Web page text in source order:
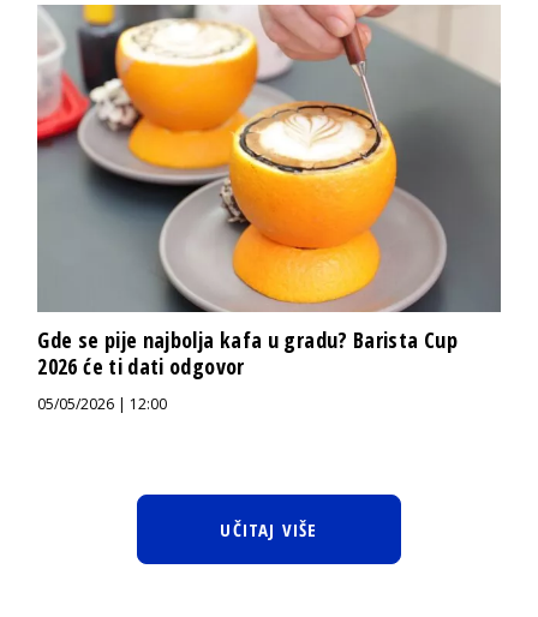
Gde se pije najbolja kafa u gradu? Barista Cup
2026 će ti dati odgovor
05/05/2026 | 12:00
UČITAJ VIŠE